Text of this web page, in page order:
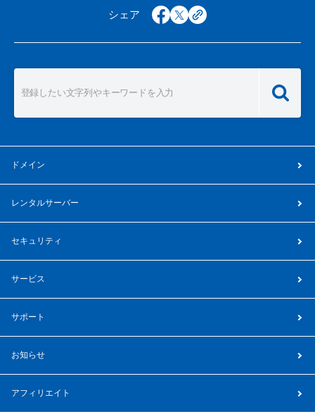
シェア facebook
x copy
ドメイン
レンタルサーバー
セキュリティ
サービス
サポート
お知らせ
アフィリエイト